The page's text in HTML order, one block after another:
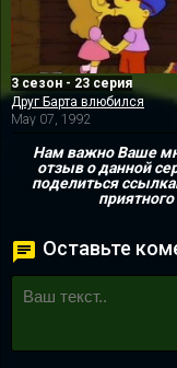
3 сезон - 23 серия
Друг Барта влюбился
May 07, 1992
Нам важно Ваше
отзыв о данной
поделиться
Оставьте